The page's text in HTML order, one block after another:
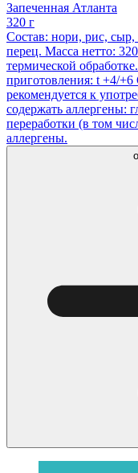
Запеченная Атланта
320 г
Состав: нори, рис, сыр,
перец. Масса нетто:
термической
приготовления: t +4/+6
рекомендуется к
содержать аллергены:
переработки (в том
аллергены.